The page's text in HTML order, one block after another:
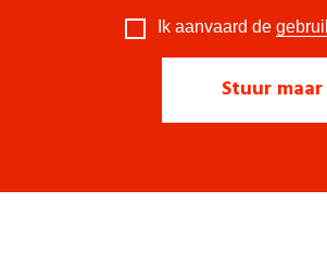
Ik aanvaard de